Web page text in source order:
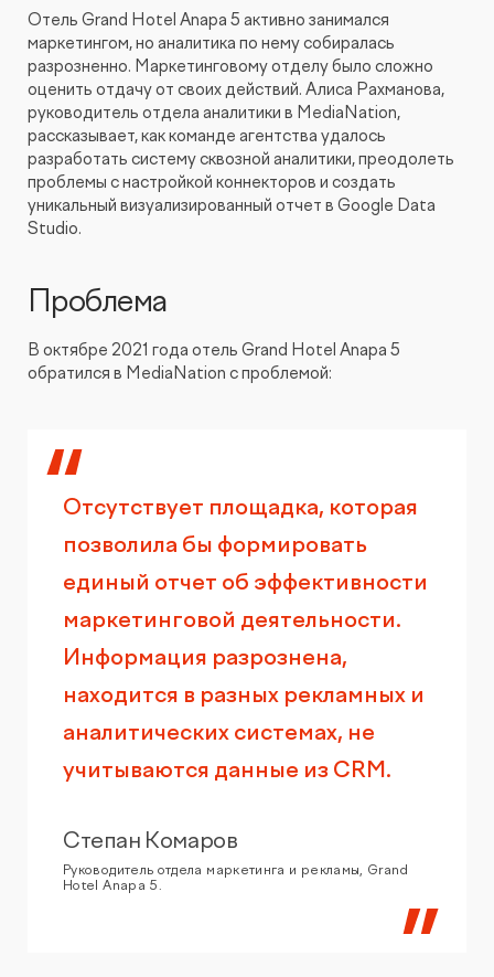
Видеопродакшн
Отель Grand Hotel Anapa 5 активно занимался
маркетингом, но аналитика по нему собиралась
разрозненно. Маркетинговому отделу было сложно
оценить отдачу от своих действий. Алиса Рахманова,
руководитель отдела аналитики в MediaNation,
рассказывает, как команде агентства удалось
разработать систему сквозной аналитики, преодолеть
проблемы с настройкой коннекторов и создать
уникальный визуализированный отчет в Google Data
Studio.
Проблема
В октябре 2021 года отель Grand Hotel Anapa 5
обратился в MediaNation с проблемой:
Отсутствует площадка, которая
позволила бы формировать
единый отчет об эффективности
маркетинговой деятельности.
Информация разрознена,
находится в разных рекламных и
аналитических системах, не
учитываются данные из CRM.
Степан Комаров
Руководитель отдела маркетинга и рекламы, Grand
Hotel Anapa 5.